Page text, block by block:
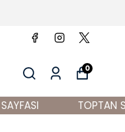
0
TOPTAN